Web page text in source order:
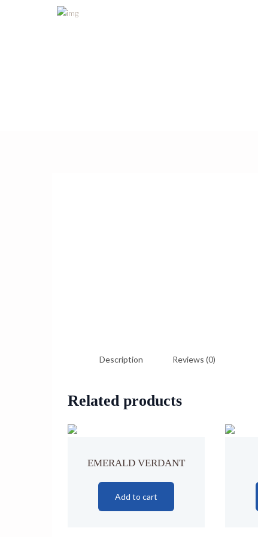
Description Reviews (0)
Related products
EMERALD VERDANT
Add to cart